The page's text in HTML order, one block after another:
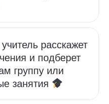
расскажет
и подберет
группу или
занятия